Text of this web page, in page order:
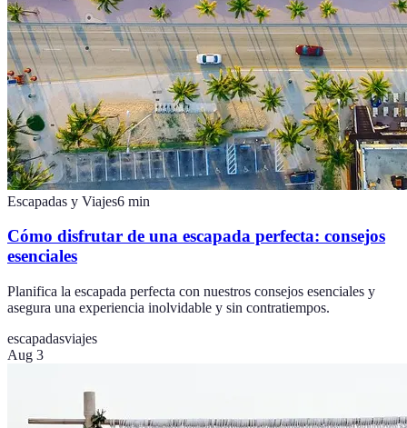
Escapadas y Viajes6 min
Cómo disfrutar de una escapada perfecta: consejos
esenciales
Planifica la escapada perfecta con nuestros consejos esenciales y
asegura una experiencia inolvidable y sin contratiempos.
escapadasviajes
Aug 3